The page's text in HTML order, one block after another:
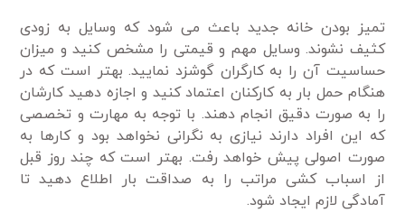
تمیز بودن خانه جدید باعث می شود که وسایل به زودی
کثیف نشوند. وسایل مهم و قیمتی را مشخص کنید و میزان
حساسیت آن را به کارگران گوشزد نمایید. بهتر است که در
هنگام حمل بار به کارکنان اعتماد کنید و اجازه دهید کارشان
را به صورت دقیق انجام دهند. با توجه به مهارت و تخصصی
که این افراد دارند نیازی به نگرانی نخواهد بود و کارها به
صورت اصولی پیش خواهد رفت. بهتر است که چند روز قبل
از اسباب کشی مراتب را به صداقت بار اطلاع دهید تا
آمادگی لازم ایجاد شود.